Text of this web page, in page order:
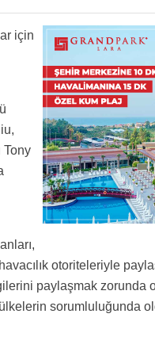
için
Tony
otoriteleriyle
paylaşmak zorunda
sorumluluğunda